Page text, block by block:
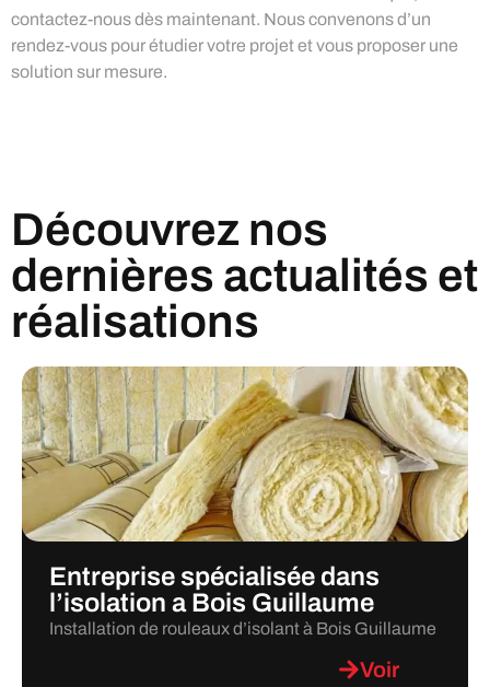
contactez-nous dès maintenant. Nous convenons d’un
rendez-vous pour étudier votre projet et vous proposer une
solution sur mesure.
Découvrez nos
dernières actualités et
réalisations
Entreprise spécialisée dans
l’isolation a Bois Guillaume
Installation de rouleaux d’isolant à Bois Guillaume
Voir